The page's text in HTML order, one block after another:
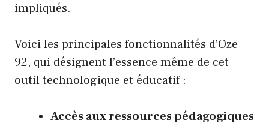
impliqués.
Voici les principales fonctionnalités d’Oze
92, qui désignent l’essence même de cet
outil technologique et éducatif :
Accès aux ressources pédagogiques